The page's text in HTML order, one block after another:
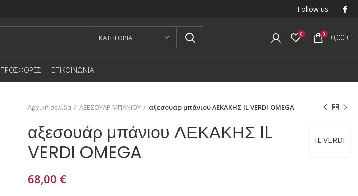
Follow us:
KΑΤΗΓΟΡΙΑ 0 0 0,00 €
ΠΡΟΣΦΟΡΕΣ ΕΠΙΚΟΙΝΩΝΙΑ
Αρχική σελίδα ΑΞΕΣΟΥΑΡ ΜΠΑΝΙΟΥ αξεσουάρ μπάνιου ΛΕΚΑΚΗΣ IL VERDI OMEGA
IL VERDI
αξεσουάρ μπάνιου ΛΕΚΑΚΗΣ IL
VERDI OMEGA
68,00 €